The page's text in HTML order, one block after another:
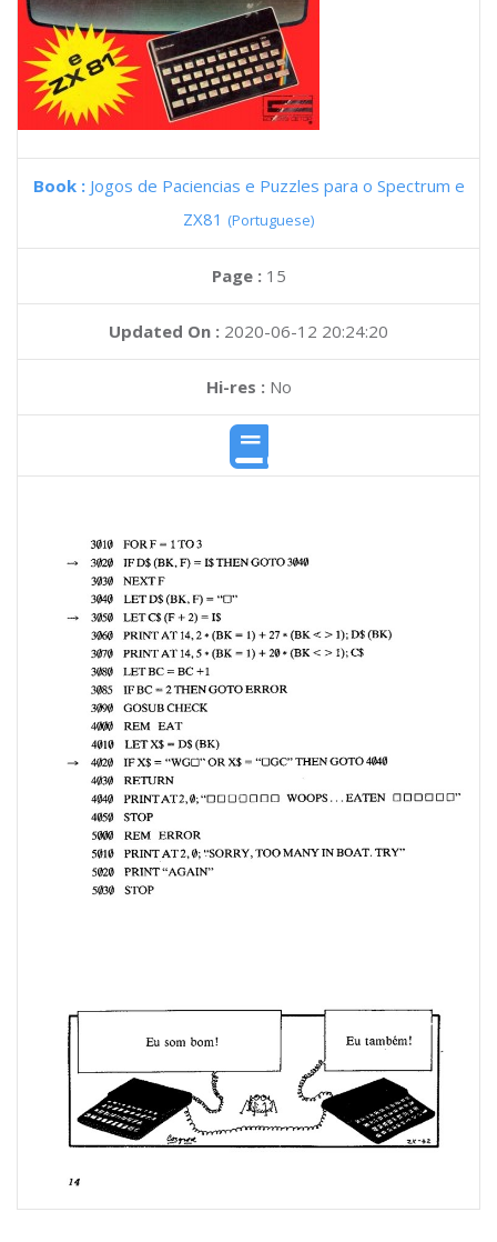
Book : Jogos de Paciencias e Puzzles para o Spectrum e
ZX81 (Portuguese)
Page : 15
Updated On : 2020-06-12 20:24:20
Hi-res :No